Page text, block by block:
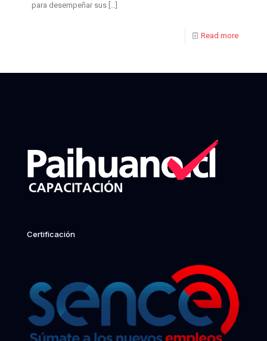
para desempeñar sus […]
Read more
Certificación